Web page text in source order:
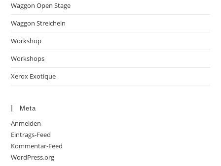
Waggon Open Stage
Waggon Streicheln
Workshop
Workshops
Xerox Exotique
Meta
Anmelden
Eintrags-Feed
Kommentar-Feed
WordPress.org